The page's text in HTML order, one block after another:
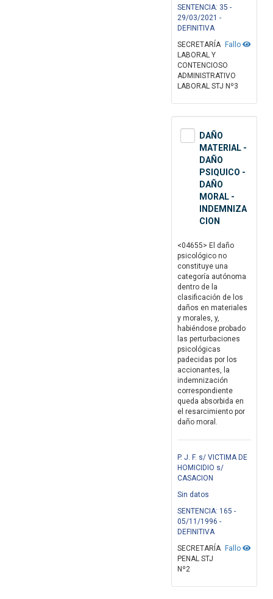
SENTENCIA: 35 -
29/03/2021 -
DEFINITIVA
Fallo
SECRETARÍA
LABORAL Y
CONTENCIOSO
ADMINISTRATIVO
LABORAL STJ Nº3
DAÑO
MATERIAL -
DAÑO
PSIQUICO -
DAÑO
MORAL -
INDEMNIZA
CION
<04655> El daño
psicológico no
constituye una
categoría autónoma
dentro de la
clasificación de los
daños en materiales
y morales, y,
habiéndose probado
las perturbaciones
psicológicas
padecidas por los
accionantes, la
indemnización
correspondiente
queda absorbida en
el resarcimiento por
daño moral.
P. J. F. s/ VICTIMA DE
HOMICIDIO s/
CASACION
Sin datos
SENTENCIA: 165 -
05/11/1996 -
DEFINITIVA
Fallo
SECRETARÍA
PENAL STJ
Nº2